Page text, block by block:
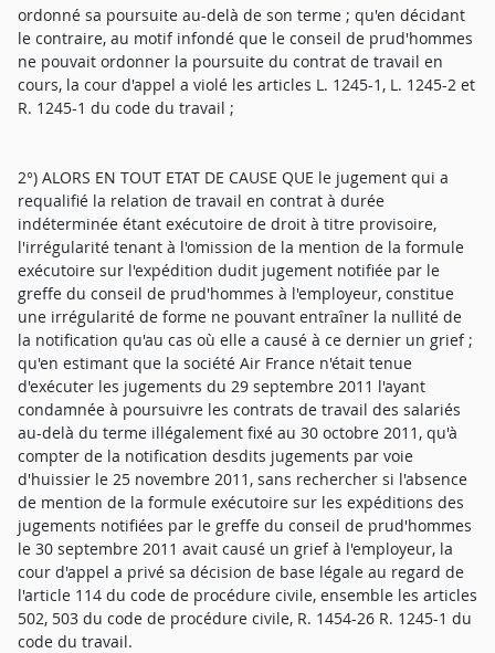
ordonné sa poursuite au-delà de son terme ; qu'en décidant
le contraire, au motif infondé que le conseil de prud'hommes
ne pouvait ordonner la poursuite du contrat de travail en
cours, la cour d'appel a violé les articles L. 1245-1, L. 1245-2 et
R. 1245-1 du code du travail ;
2°) ALORS EN TOUT ETAT DE CAUSE QUE le jugement qui a
requalifié la relation de travail en contrat à durée
indéterminée étant exécutoire de droit à titre provisoire,
l'irrégularité tenant à l'omission de la mention de la formule
exécutoire sur l'expédition dudit jugement notifiée par le
greffe du conseil de prud'hommes à l'employeur, constitue
une irrégularité de forme ne pouvant entraîner la nullité de
la notification qu'au cas où elle a causé à ce dernier un grief ;
qu'en estimant que la société Air France n'était tenue
d'exécuter les jugements du 29 septembre 2011 l'ayant
condamnée à poursuivre les contrats de travail des salariés
au-delà du terme illégalement fixé au 30 octobre 2011, qu'à
compter de la notification desdits jugements par voie
d'huissier le 25 novembre 2011, sans rechercher si l'absence
de mention de la formule exécutoire sur les expéditions des
jugements notifiées par le greffe du conseil de prud'hommes
le 30 septembre 2011 avait causé un grief à l'employeur, la
cour d'appel a privé sa décision de base légale au regard de
l'article 114 du code de procédure civile, ensemble les articles
502, 503 du code de procédure civile, R. 1454-26 R. 1245-1 du
code du travail.